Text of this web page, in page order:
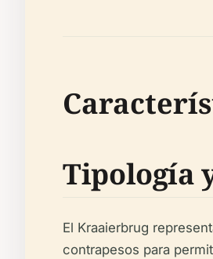
Tipología
El Kraaierbrug
contrapesos para